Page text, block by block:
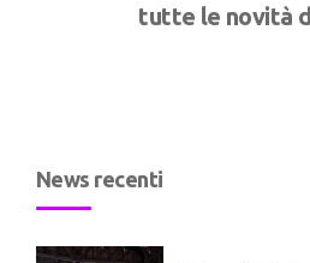
tutte le novità
News recenti